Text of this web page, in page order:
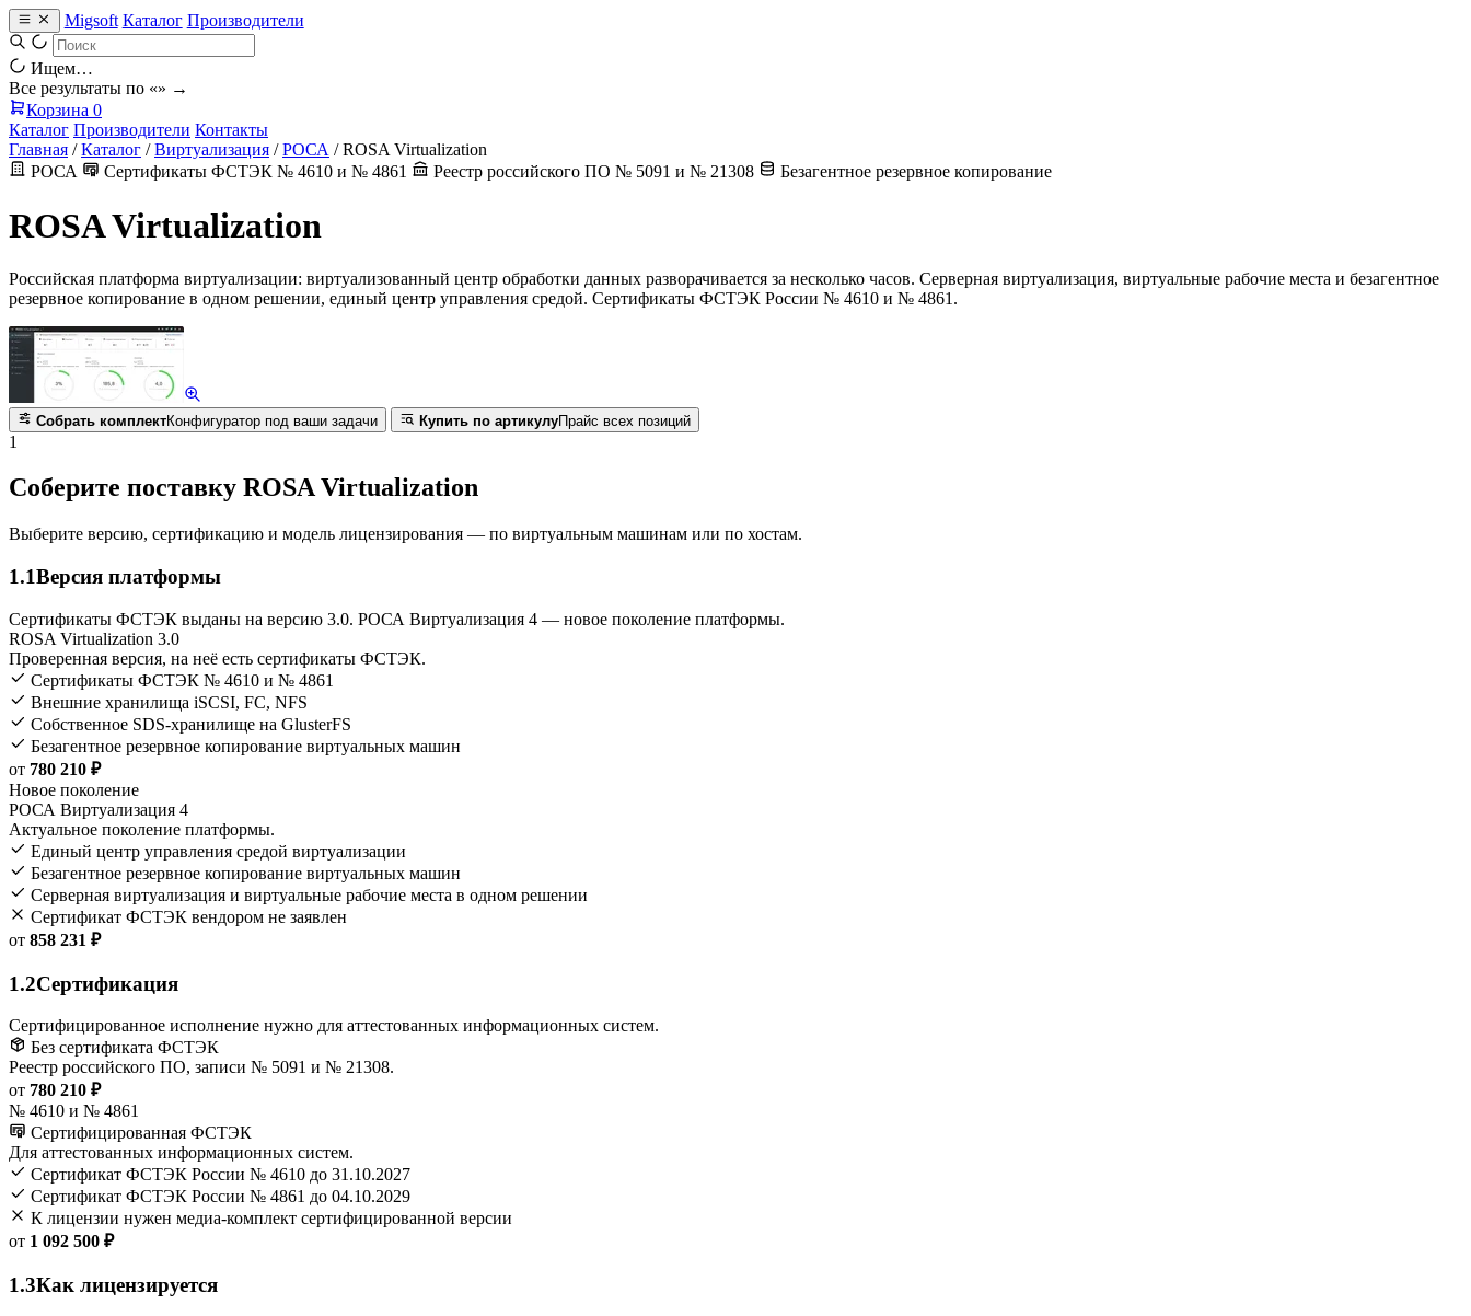
Migsoft Каталог Производители
Ищем…
Все результаты по «» →
Корзина 0
Каталог Производители Контакты
Главная / Каталог / Виртуализация / РОСА / ROSA Virtualization
РОСА
Сертификаты ФСТЭК № 4610 и № 4861 Реестр российского ПО № 5091 и № 21308 Безагентное резервное копирование
ROSA Virtualization
Российская платформа виртуализации: виртуализованный центр обработки данных разворачивается за несколько часов. Серверная виртуализация, виртуальные рабочие места и безагентное
резервное копирование в одном решении, единый центр управления средой. Сертификаты ФСТЭК России № 4610 и № 4861.
Собрать комплектКонфигуратор под ваши задачи Купить по артикулуПрайс всех позиций
1
Соберите поставку ROSA Virtualization
Выберите версию, сертификацию и модель лицензирования — по виртуальным машинам или по хостам.
1.1Версия платформы
Сертификаты ФСТЭК выданы на версию 3.0. РОСА Виртуализация 4 — новое поколение платформы.
ROSA Virtualization 3.0
Проверенная версия, на неё есть сертификаты ФСТЭК.
Сертификаты ФСТЭК № 4610 и № 4861
Внешние хранилища iSCSI, FC, NFS
Собственное SDS-хранилище на GlusterFS
Безагентное резервное копирование виртуальных машин
от 780 210 ₽
Новое поколение
РОСА Виртуализация 4
Актуальное поколение платформы.
Единый центр управления средой виртуализации
Безагентное резервное копирование виртуальных машин
Серверная виртуализация и виртуальные рабочие места в одном решении
Сертификат ФСТЭК вендором не заявлен
от 858 231 ₽
1.2Сертификация
Сертифицированное исполнение нужно для аттестованных информационных систем.
Без сертификата ФСТЭК
Реестр российского ПО, записи № 5091 и № 21308.
от 780 210 ₽
№ 4610 и № 4861
Сертифицированная ФСТЭК
Для аттестованных информационных систем.
Сертификат ФСТЭК России № 4610 до 31.10.2027
Сертификат ФСТЭК России № 4861 до 04.10.2029
К лицензии нужен медиа-комплект сертифицированной версии
от 1 092 500 ₽
1.3Как лицензируется